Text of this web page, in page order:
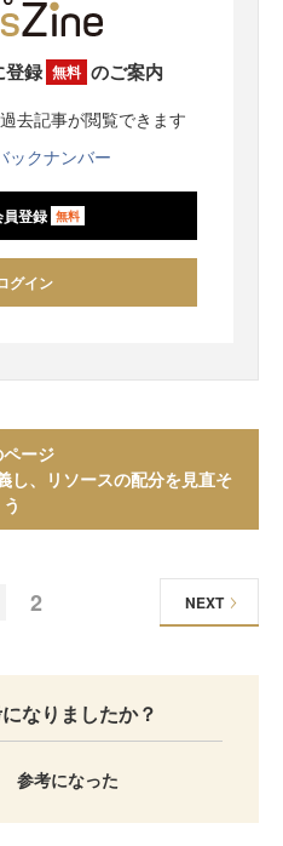
登録 無料 のご案内
去記事が閲覧できます
ックナンバー
登録 無料
グイン
ージ
し、リソースの配分を見直そ
う
2 NEXT
なりましたか？
参考になった